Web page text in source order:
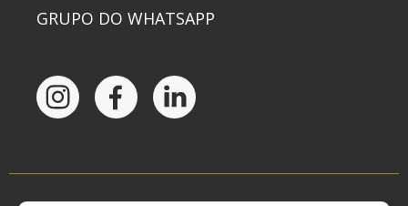
GRUPO DO WHATSAPP